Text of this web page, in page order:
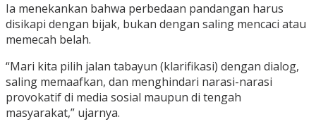
Ia menekankan bahwa perbedaan pandangan harus
disikapi dengan bijak, bukan dengan saling mencaci atau
memecah belah.
“Mari kita pilih jalan tabayun (klarifikasi) dengan dialog,
saling memaafkan, dan menghindari narasi-narasi
provokatif di media sosial maupun di tengah
masyarakat,” ujarnya.